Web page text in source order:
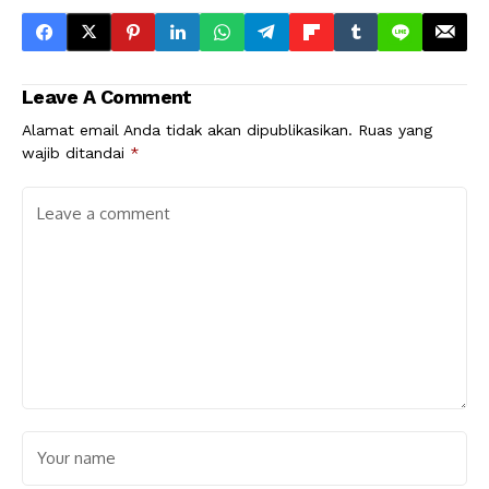
Leave A Comment
Alamat email Anda tidak akan dipublikasikan. Ruas yang
wajib ditandai *